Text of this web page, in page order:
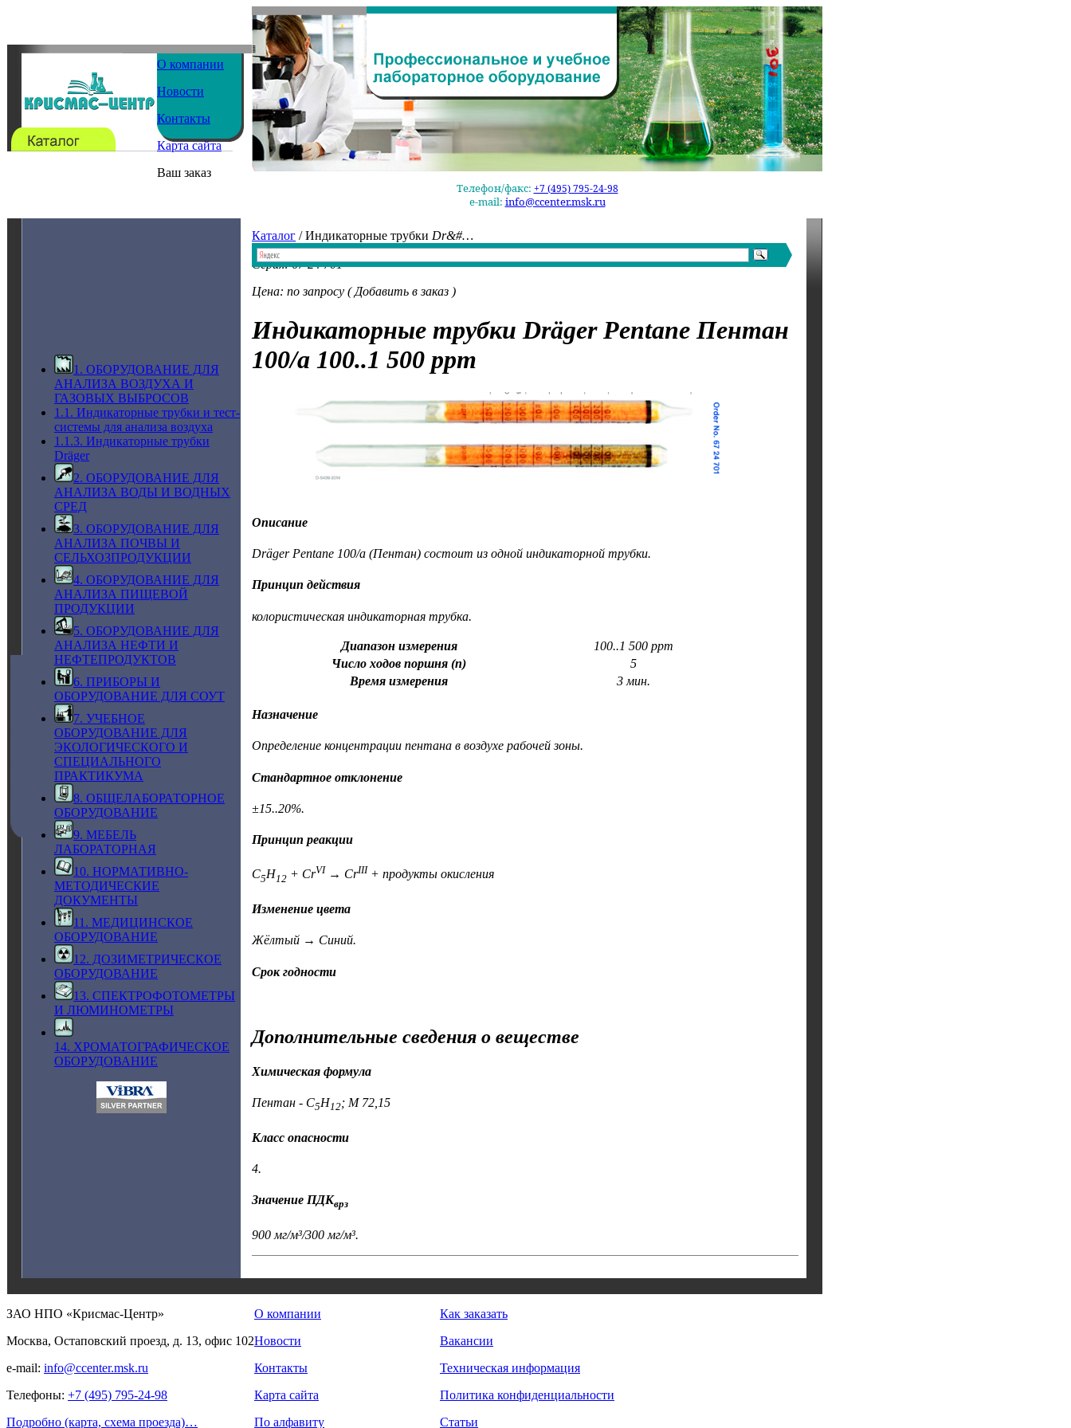
О компании
Новости
Контакты
Карта сайта
Ваш заказ
Телефон/факс: +7 (495) 795-24-98
e-mail: info@ccenter.msk.ru
1. ОБОРУДОВАНИЕ ДЛЯ
АНАЛИЗА ВОЗДУХА И
ГАЗОВЫХ ВЫБРОСОВ
1.1. Индикаторные трубки и тест-
системы для анализа воздуха
1.1.3. Индикаторные трубки
Dräger
2. ОБОРУДОВАНИЕ ДЛЯ
АНАЛИЗА ВОДЫ И ВОДНЫХ
СРЕД
3. ОБОРУДОВАНИЕ ДЛЯ
АНАЛИЗА ПОЧВЫ И
СЕЛЬХОЗПРОДУКЦИИ
4. ОБОРУДОВАНИЕ ДЛЯ
АНАЛИЗА ПИЩЕВОЙ
ПРОДУКЦИИ
5. ОБОРУДОВАНИЕ ДЛЯ
АНАЛИЗА НЕФТИ И
НЕФТЕПРОДУКТОВ
6. ПРИБОРЫ И
ОБОРУДОВАНИЕ ДЛЯ СОУТ
7. УЧЕБНОЕ
ОБОРУДОВАНИЕ ДЛЯ
ЭКОЛОГИЧЕСКОГО И
СПЕЦИАЛЬНОГО
ПРАКТИКУМА
8. ОБЩЕЛАБОРАТОРНОЕ
ОБОРУДОВАНИЕ
9. МЕБЕЛЬ
ЛАБОРАТОРНАЯ
10. НОРМАТИВНО-
МЕТОДИЧЕСКИЕ
ДОКУМЕНТЫ
11. МЕДИЦИНСКОЕ
ОБОРУДОВАНИЕ
12. ДОЗИМЕТРИЧЕСКОЕ
ОБОРУДОВАНИЕ
13. СПЕКТРОФОТОМЕТРЫ
И ЛЮМИНОМЕТРЫ
14. ХРОМАТОГРАФИЧЕСКОЕ
ОБОРУДОВАНИЕ
Каталог / Индикаторные трубки Dr&#…
Серия: 67 24 701
Цена: по запросу ( Добавить в заказ )
Индикаторные трубкиDräger PentaneПентан
100/a 100..1 500 ppm
Описание
Dräger Pentane 100/a (Пентан) состоит из одной индикаторной трубки.
Принцип действия
колористическая индикаторная трубка.
Диапазон измерения
100..1 500 ppm
Число ходов поршня (n)
5
Время измерения
3 мин.
Назначение
Определение концентрации пентана в воздухе рабочей зоны.
Стандартное отклонение
±15..20%.
Принцип реакции
C5H12 + CrVI → CrIII + продукты окисления
Изменение цвета
Жёлтый → Синий.
Срок годности
Дополнительные сведения о веществе
Химическая формула
Пентан - C5H12; M 72,15
Класс опасности
4.
Значение ПДКврз
900 мг/м³/300 мг/м³.
ЗАО НПО «Крисмас-Центр»
Москва, Остаповский проезд, д. 13, офис 102
e-mail: info@ccenter.msk.ru
Телефоны: +7 (495) 795-24-98
Подробно (карта, схема проезда)…
О компании
Новости
Контакты
Карта сайта
По алфавиту
Как заказать
Вакансии
Техническая информация
Политика конфиденциальности
Статьи